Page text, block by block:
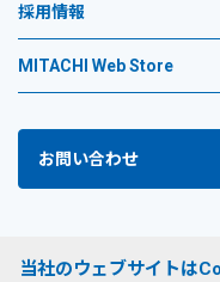
採用情報
MITACHI Web Store
お問い合わせ
当社のウェブサイトは